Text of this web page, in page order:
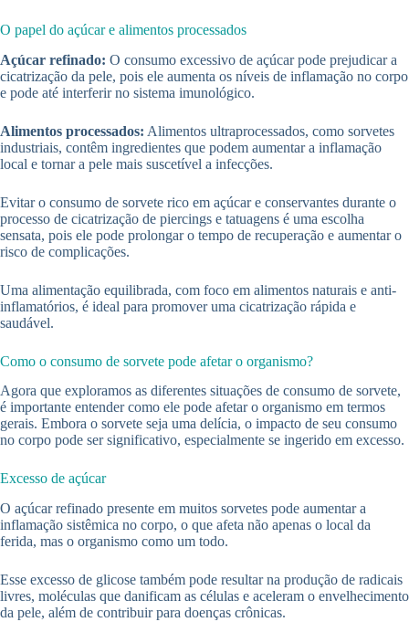
O papel do açúcar e alimentos processados
Açúcar refinado: O consumo excessivo de açúcar pode prejudicar a
cicatrização da pele, pois ele aumenta os níveis de inflamação no corpo
e pode até interferir no sistema imunológico.
Alimentos processados: Alimentos ultraprocessados, como sorvetes
industriais, contêm ingredientes que podem aumentar a inflamação
local e tornar a pele mais suscetível a infecções.
Evitar o consumo de sorvete rico em açúcar e conservantes durante o
processo de cicatrização de piercings e tatuagens é uma escolha
sensata, pois ele pode prolongar o tempo de recuperação e aumentar o
risco de complicações.
Uma alimentação equilibrada, com foco em alimentos naturais e anti-
inflamatórios, é ideal para promover uma cicatrização rápida e
saudável.
Como o consumo de sorvete pode afetar o organismo?
Agora que exploramos as diferentes situações de consumo de sorvete,
é importante entender como ele pode afetar o organismo em termos
gerais. Embora o sorvete seja uma delícia, o impacto de seu consumo
no corpo pode ser significativo, especialmente se ingerido em excesso.
Excesso de açúcar
O açúcar refinado presente em muitos sorvetes pode aumentar a
inflamação sistêmica no corpo, o que afeta não apenas o local da
ferida, mas o organismo como um todo.
Esse excesso de glicose também pode resultar na produção de radicais
livres, moléculas que danificam as células e aceleram o envelhecimento
da pele, além de contribuir para doenças crônicas.